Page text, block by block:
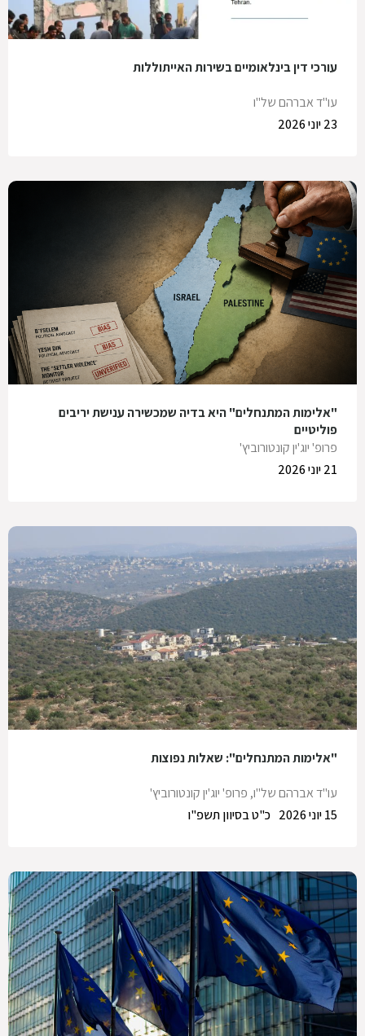
עורכי דין בינלאומיים בשירות האייתוללות
עו"ד אברהם של"ו
23 יוני 2026
"אלימות המתנחלים" היא בדיה שמכשירה ענישת יריבים
פוליטיים
פרופ' יוג'ין קונטורוביץ'
21 יוני 2026
"אלימות המתנחלים": שאלות נפוצות
עו"ד אברהם של"ו, פרופ' יוג'ין קונטורוביץ'
כ"ט בסיוון תשפ"ו
15 יוני 2026